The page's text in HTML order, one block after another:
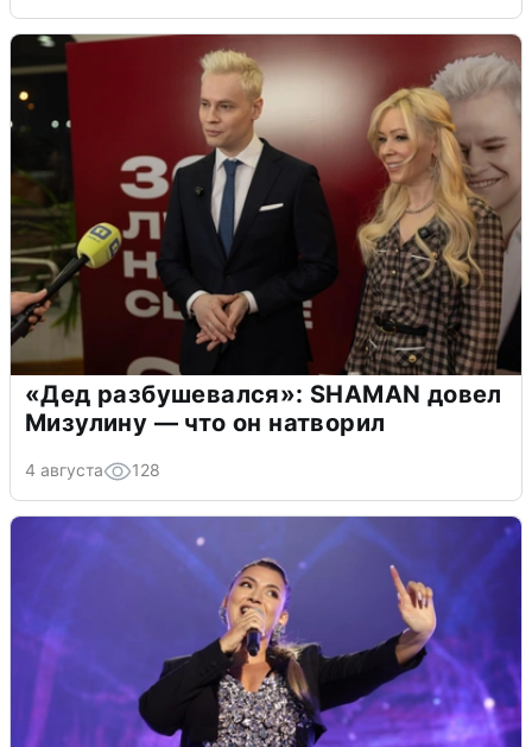
«Дед разбушевался»: SHAMAN довел
Мизулину — что он натворил
4 августа 128